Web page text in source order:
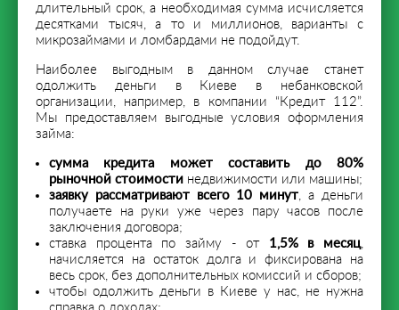
длительный срок, а необходимая сумма исчисляется
десятками тысяч, а то и миллионов, варианты с
микрозаймами и ломбардами не подойдут.
Наиболее выгодным в данном случае станет
одолжить деньги в Киеве в небанковской
организации, например, в компании “Кредит 112”.
Мы предоставляем выгодные условия оформления
займа:
сумма кредита может составить до 80%
рыночной стоимости недвижимости или машины;
заявку рассматривают всего 10 минут , а деньги
получаете на руки уже через пару часов после
заключения договора;
ставка процента по займу - от 1,5% в месяц,
начисляется на остаток долга и фиксирована на
весь срок, без дополнительных комиссий и сборов;
чтобы одолжить деньги в Киеве у нас, не нужна